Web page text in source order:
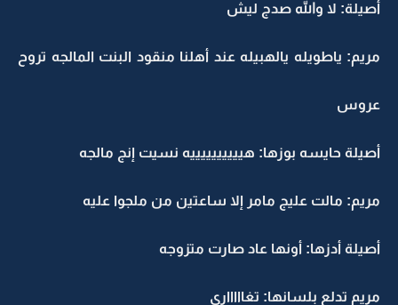
أصيلة: لا والله صدج ليش
مريم: ياطويله يالهبيله عند أهلنا منقود البنت المالجه تروح
عروس
أصيلة حايسه بوزها: هييييييييييه نسيت إنج مالجه
مريم: مالت عليج مامر إلا ساعتين من ملجوا عليه
أصيلة أدزها: أونها عاد صارت متزوجه
مريم تدلع بلسانها: تغاااااري